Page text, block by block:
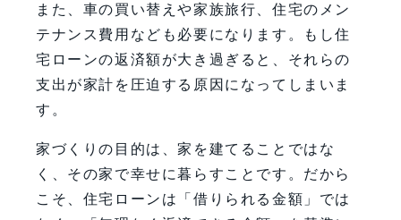
また、車の買い替えや家族旅行、住宅のメン
テナンス費用なども必要になります。もし住
宅ローンの返済額が大き過ぎると、それらの
支出が家計を圧迫する原因になってしまいま
す。
家づくりの目的は、家を建てることではな
く、その家で幸せに暮らすことです。だから
こそ、住宅ローンは「借りられる金額」では